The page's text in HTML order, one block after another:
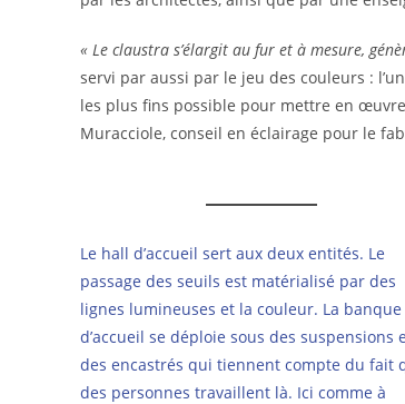
« Le claustra s’élargit au fur et à mesure,
servi par aussi par le jeu des couleurs :
les plus fins possible pour mettre en
Muracciole, conseil en éclairage pour le
Le hall d’accueil sert aux deux entités. Le
passage des seuils est matérialisé par des
lignes lumineuses et la couleur. La banque
d’accueil se déploie sous des suspensions
des encastrés qui tiennent compte du fait
des personnes travaillent là. Ici comme à